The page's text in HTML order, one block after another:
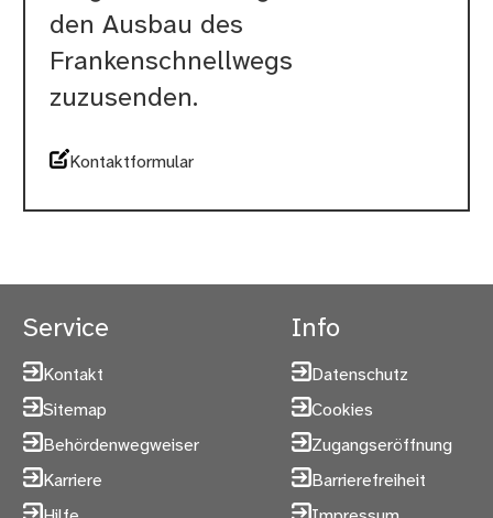
den Ausbau des
Frankenschnellwegs
zuzusenden.
Kontaktformular
Service
Kontakt
Sitemap
Behördenwegweiser
Karriere
Info
Datenschutz
Cookies
Zugangseröffnung
Barrierefreiheit